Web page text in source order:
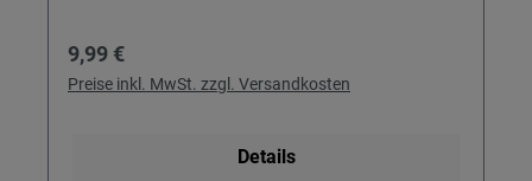
Regulärer Preis:
9,99 €
Preise inkl. MwSt. zzgl. Versandkosten
Details